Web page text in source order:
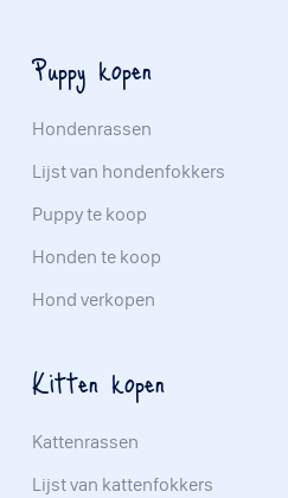
Puppy kopen
Hondenrassen
Lijst van hondenfokkers
Puppy te koop
Honden te koop
Hond verkopen
Kitten kopen
Kattenrassen
Lijst van kattenfokkers